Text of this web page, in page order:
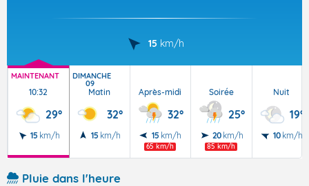
15 km/h
MAINTENANT
10:32
29°
15 km/h
DIMANCHE
09
Matin
32°
15 km/h
Après-midi
32°
15 km/h
65 km/h
Soirée
25°
20 km/h
85 km/h
Nuit
19°
10 km/h
Pluie dans l'heure